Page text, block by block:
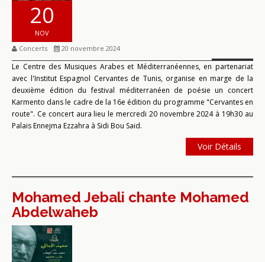
20
NOV
Concerts
20 novembre 2024
Le Centre des Musiques Arabes et Méditerranéennes, en partenariat
avec l'Institut Espagnol Cervantes de Tunis, organise en marge de la
deuxième édition du festival méditerranéen de poésie un concert
Karmento dans le cadre de la 16e édition du programme "Cervantes en
route". Ce concert aura lieu le mercredi 20 novembre 2024 à 19h30 au
Palais Ennejma Ezzahra à Sidi Bou Said.
Voir Détails
Mohamed Jebali chante Mohamed
Abdelwaheb